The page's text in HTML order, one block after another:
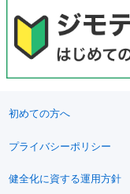
初めての方へ
プライバシーポリシー
健全化に資する運用方針